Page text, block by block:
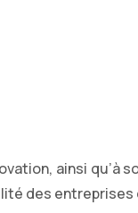
ainsi qu’à
des entreprises